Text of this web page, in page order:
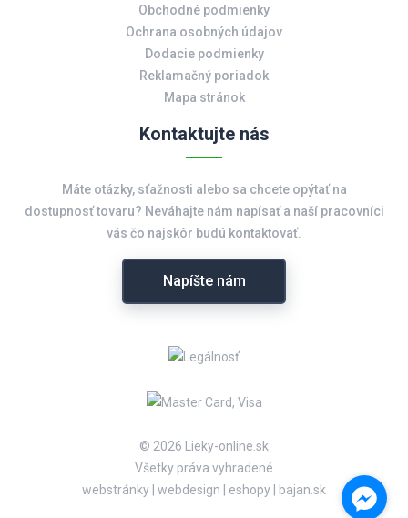
Obchodné podmienky
Ochrana osobných údajov
Dodacie podmienky
Reklamačný poriadok
Mapa stránok
Kontaktujte nás
Máte otázky, sťažnosti alebo sa chcete opýtať na
dostupnosť tovaru? Neváhajte nám napísať a naší pracovníci
vás čo najskôr budú kontaktovať.
Napíšte nám
© 2026 Lieky-online.sk
Všetky práva vyhradené
webstránky webdesign eshopy bajan.sk